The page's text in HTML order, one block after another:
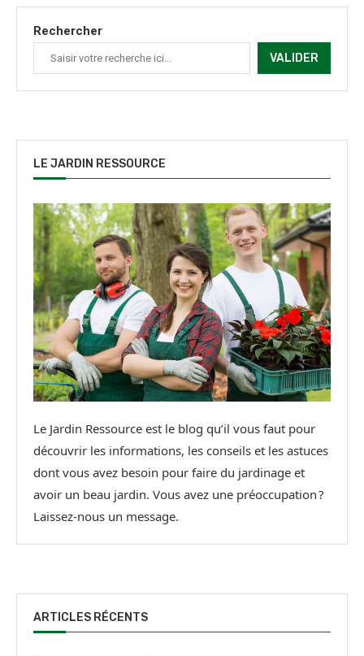
Rechercher
VALIDER
LE JARDIN RESSOURCE
Le Jardin Ressource est le blog qu’il vous faut pour
découvrir les informations, les conseils et les astuces
dont vous avez besoin pour faire du jardinage et
avoir un beau jardin. Vous avez une préoccupation ?
Laissez-nous un message.
ARTICLES RÉCENTS